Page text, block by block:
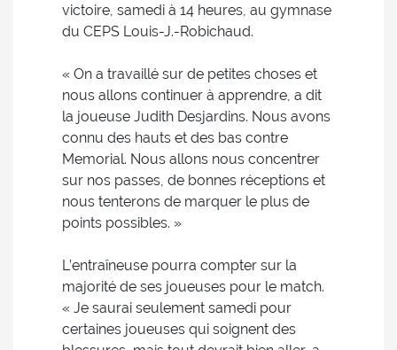
victoire, samedi à 14 heures, au gymnase
du CEPS Louis-J.-Robichaud.
« On a travaillé sur de petites choses et
nous allons continuer à apprendre, a dit
la joueuse Judith Desjardins. Nous avons
connu des hauts et des bas contre
Memorial. Nous allons nous concentrer
sur nos passes, de bonnes réceptions et
nous tenterons de marquer le plus de
points possibles. »
L’entraîneuse pourra compter sur la
majorité de ses joueuses pour le match.
« Je saurai seulement samedi pour
certaines joueuses qui soignent des